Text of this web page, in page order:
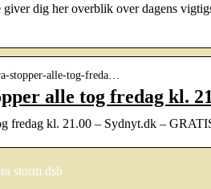
dig her overblik over dagens
stopper-alle-tog-freda…
alle tog fredag kl.
fredag kl. 21.00 – Sydnyt.dk –
storm dsb